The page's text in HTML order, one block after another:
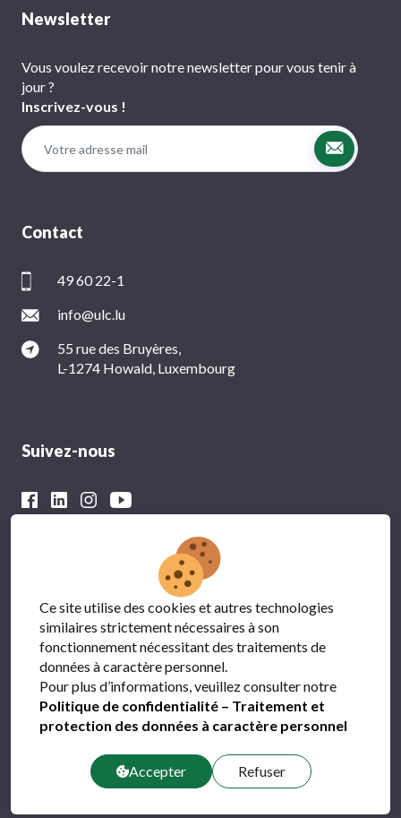
Newsletter
Vous voulez recevoir notre newsletter pour vous tenir à
jour ?
Inscrivez-vous !
Contact
49 60 22-1
info@ulc.lu
55 rue des Bruyères,
L-1274 Howald, Luxembourg
Suivez-nous
Avec le soutien financier du
FAQ
Contact
Ce site utilise des cookies et autres technologies
similaires strictement nécessaires à son
fonctionnement nécessitant des traitements de
données à caractère personnel.
Pour plus d’informations, veuillez consulter notre
Politique de confidentialité – Traitement et
protection des données à caractère personnel
Accepter Refuser